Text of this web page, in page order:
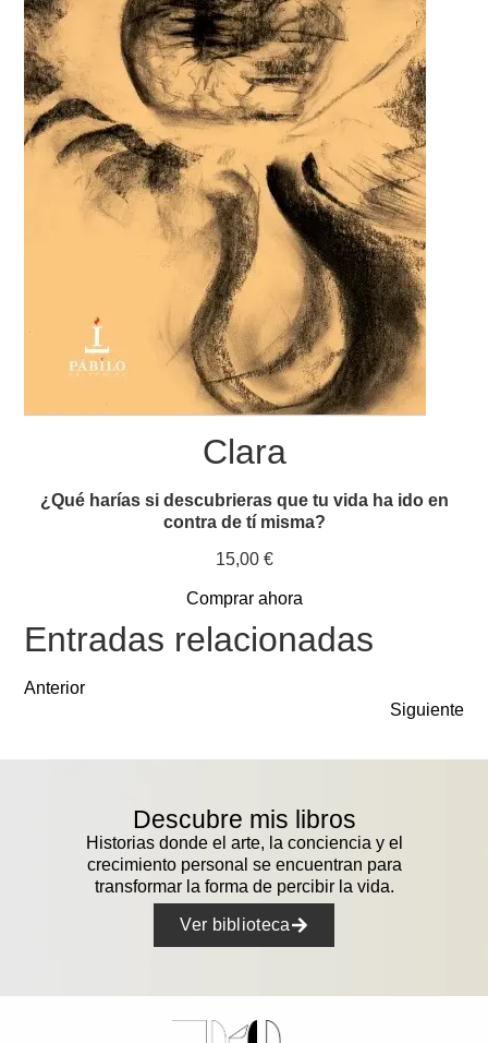
Clara
¿Qué harías si descubrieras que tu vida ha ido en
contra de tí misma?
15,00 €
Comprar ahora
Entradas relacionadas
Anterior
Siguiente
Descubre mis libros
Historias donde el arte, la conciencia y el
crecimiento personal se encuentran para
transformar la forma de percibir la vida.
Ver biblioteca